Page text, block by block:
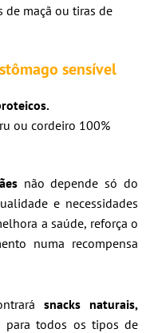
de maçã ou tiras de
sensível
ou cordeiro 100%
não depende só do
e necessidades
a saúde, reforça o
numa recompensa
snacks naturais,
para todos os tipos de